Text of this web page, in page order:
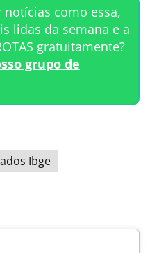
notícias como essa,
lidas da semana e a
gratuitamente?
grupo de
Ibge